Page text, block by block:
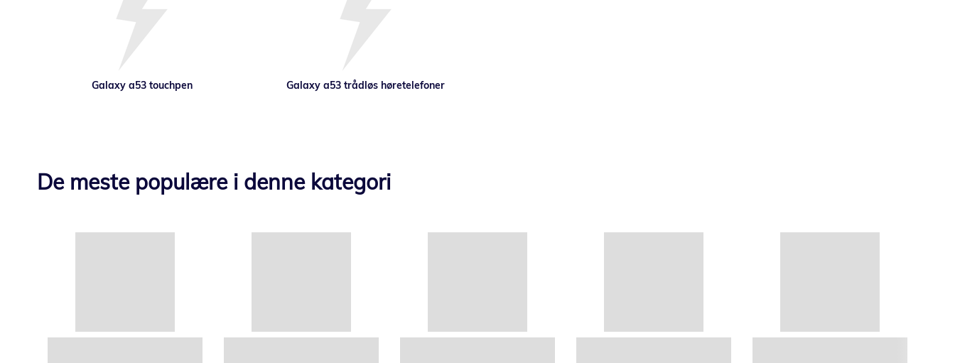
Galaxy a53 touchpen Galaxy a53 trådløs høretelefoner
De meste populære i denne kategori